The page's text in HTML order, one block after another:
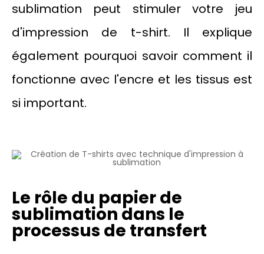
sublimation peut stimuler votre jeu
d'impression de t-shirt. Il explique
également pourquoi savoir comment il
fonctionne avec l'encre et les tissus est
si important.
Le rôle du papier de
sublimation dans le
processus de transfert